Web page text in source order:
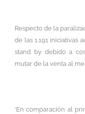
Respecto de la
de las 1.191 iniciativas
stand by debido a
mutar de la venta al
‘En comparación al